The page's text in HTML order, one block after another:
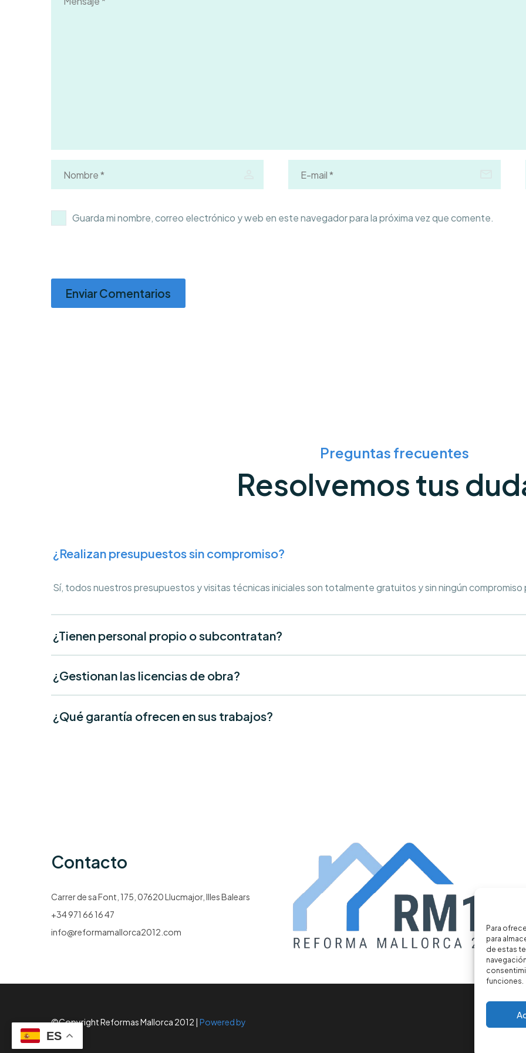
Para
para
de estas
funciones.
Guarda mi nombre, correo electrónico y web en este navegador para la próxima vez que comente.
Enviar Comentarios
Preguntas frecuentes
Resolvemos tus
¿Realizan presupuestos sin compromiso?
Sí, todos nuestros presupuestos y visitas técnicas iniciales son totalmente gratuitos y sin ningún compromiso
¿Tienen personal propio o subcontratan?
¿Gestionan las licencias de obra?
¿Qué garantía ofrecen en sus trabajos?
Contacto
Carrer de sa Font, 175, 07620 Llucmajor, Illes Balears
+34 971 66 16 47
info@reformamallorca2012.com
©Copyright Reformas Mallorca 2012 | Powered by
Gyleven
ES